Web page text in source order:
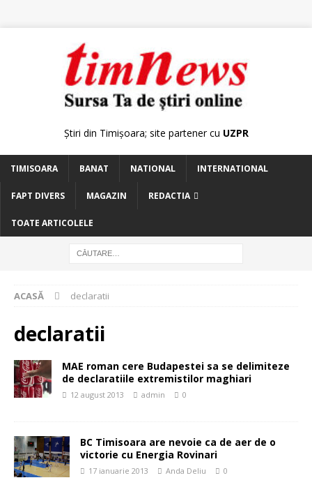
Știri din Timișoara; site partener cu UZPR
TIMISOARA BANAT NATIONAL INTERNATIONAL
FAPT DIVERS MAGAZIN REDACTIA
TOATE ARTICOLELE
ACASĂ declaratii
declaratii
MAE roman cere Budapestei sa se delimiteze
de declaratiile extremistilor maghiari
12 august 2013 admin 0
BC Timisoara are nevoie ca de aer de o
victorie cu Energia Rovinari
17 ianuarie 2013 Anda Deliu 0